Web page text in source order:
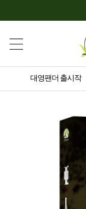
대영팬더 출시작